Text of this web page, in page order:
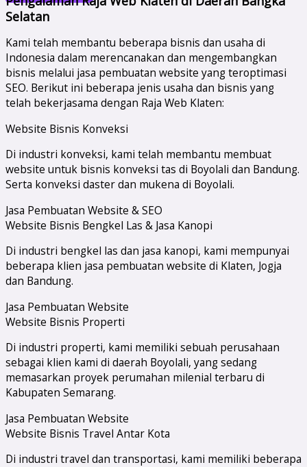
Selatan
Kami telah membantu beberapa bisnis dan usaha di
Indonesia dalam merencanakan dan mengembangkan
bisnis melalui jasa pembuatan website yang teroptimasi
SEO. Berikut ini beberapa jenis usaha dan bisnis yang
telah bekerjasama dengan Raja Web Klaten:
Website Bisnis Konveksi
Di industri konveksi, kami telah membantu membuat
website untuk bisnis konveksi tas di Boyolali dan Bandung.
Serta konveksi daster dan mukena di Boyolali.
Jasa Pembuatan Website & SEO
Website Bisnis Bengkel Las & Jasa Kanopi
Di industri bengkel las dan jasa kanopi, kami mempunyai
beberapa klien jasa pembuatan website di Klaten, Jogja
dan Bandung.
Jasa Pembuatan Website
Website Bisnis Properti
Di industri properti, kami memiliki sebuah perusahaan
sebagai klien kami di daerah Boyolali, yang sedang
memasarkan proyek perumahan milenial terbaru di
Kabupaten Semarang.
Jasa Pembuatan Website
Website Bisnis Travel Antar Kota
Di industri travel dan transportasi, kami memiliki beberapa